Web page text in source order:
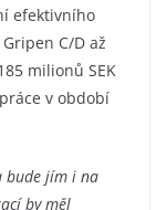
efektivního
C/D až
milionů SEK
v období
bude jím i na
by měl